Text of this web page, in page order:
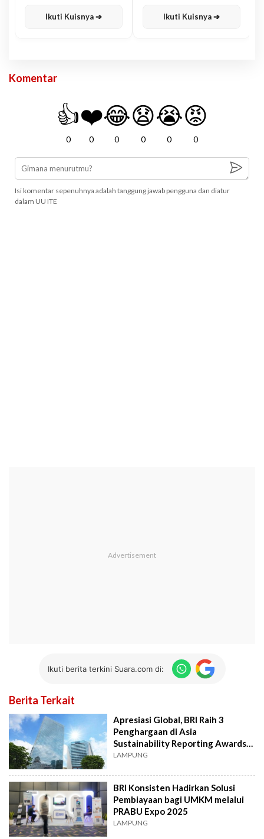
Ikuti Kuisnya ➔ Ikuti Kuisnya ➔
Komentar
👍
0
❤️
0
😂
0
😧
0
😭
0
😡
0
Isi komentar sepenuhnya adalah tanggung jawab pengguna dan diatur
dalam UU ITE
Ikuti berita terkini Suara.com di:
Berita Terkait
Apresiasi Global, BRI Raih 3
Penghargaan di Asia
Sustainability Reporting Awards
2025
LAMPUNG
BRI Konsisten Hadirkan Solusi
Pembiayaan bagi UMKM melalui
PRABU Expo 2025
LAMPUNG